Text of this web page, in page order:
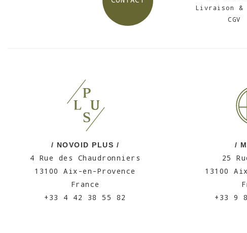
Livraison &
CGV
/ NOVOID PLUS /
4 Rue des Chaudronniers
13100 Aix-en-Provence
France
+33 4 42 38 55 82
/
25
13100
+33 9